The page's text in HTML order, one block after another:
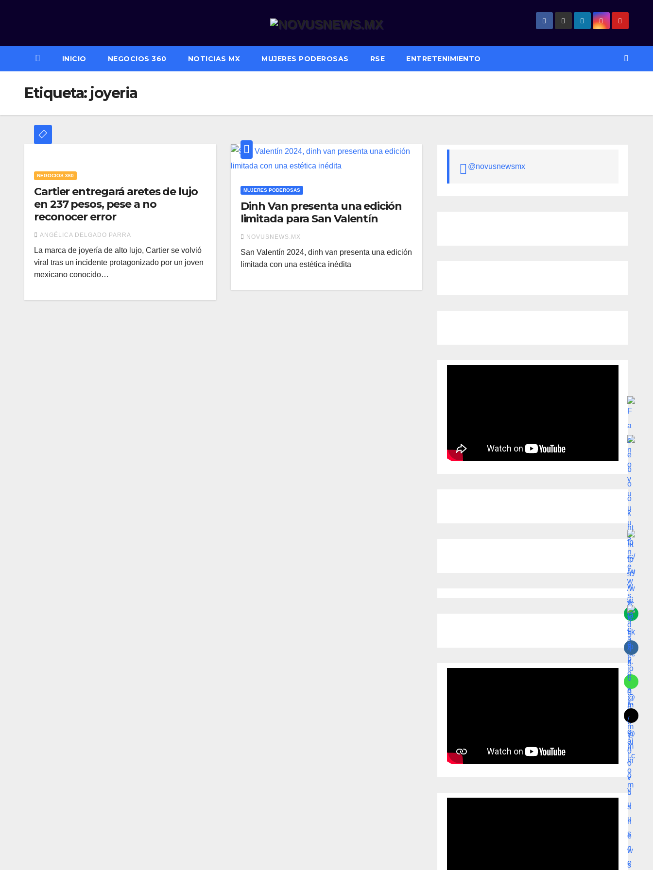
INICIO NEGOCIOS 360 NOTICIAS MX MUJERES PODEROSAS RSE ENTRETENIMIENTO
Etiqueta: joyeria
NEGOCIOS 360
Cartier entregará aretes de lujo
en 237 pesos, pese a no
reconocer error
ANGÉLICA DELGADO PARRA
La marca de joyería de alto lujo, Cartier se volvió
viral tras un incidente protagonizado por un joven
mexicano conocido…
MUJERES PODEROSAS
Dinh Van presenta una edición
limitada para San Valentín
NOVUSNEWS.MX
San Valentín 2024, dinh van presenta una edición
limitada con una estética inédita
@novusnewsmx